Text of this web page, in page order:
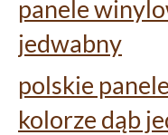
panele
jedwabny
polskie
kolorze dąb